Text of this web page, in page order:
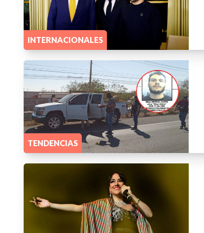
INTERNACIONALES
TENDENCIAS